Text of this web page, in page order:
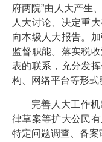
府两院”由人大产生
人大讨论、决定重
向本级人大报告。
监督职能。落实税
表的联系，充分发
构、网络平台等形式
完善人大工作
律草案等扩大公民
特定问题调查、备案